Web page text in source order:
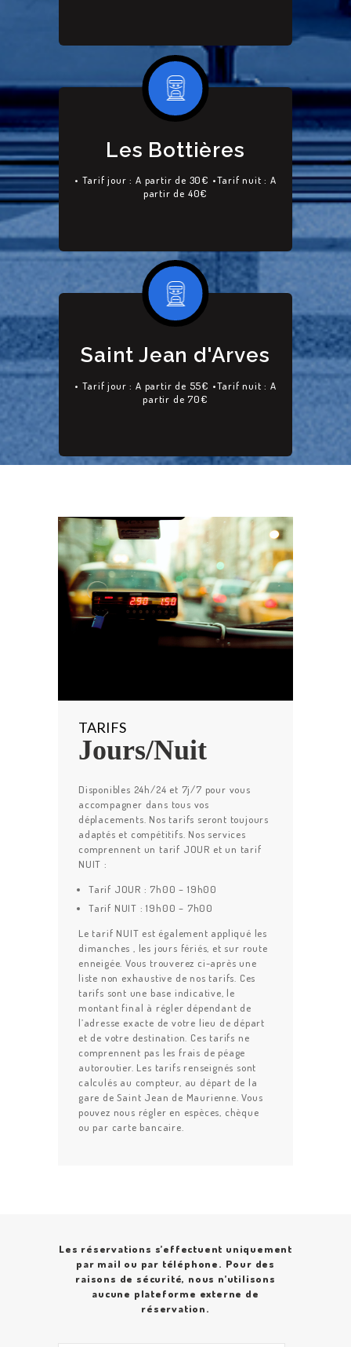
Les Bottières
• Tarif jour : A partir de 30€ •Tarif nuit : A
partir de 40€
Saint Jean d'Arves
• Tarif jour : A partir de 55€ •Tarif nuit : A
partir de 70€
TARIFS
Jours/Nuit
Disponibles 24h/24 et 7j/7 pour vous
accompagner dans tous vos
déplacements. Nos tarifs seront toujours
adaptés et compétitifs. Nos services
comprennent un tarif JOUR et un tarif
NUIT :
Tarif JOUR : 7h00 – 19h00
Tarif NUIT : 19h00 – 7h00
Le tarif NUIT est également appliqué les
dimanches , les jours fériés, et sur route
enneigée. Vous trouverez ci-après une
liste non exhaustive de nos tarifs. Ces
tarifs sont une base indicative, le
montant final à régler dépendant de
l’adresse exacte de votre lieu de départ
et de votre destination. Ces tarifs ne
comprennent pas les frais de péage
autoroutier. Les tarifs renseignés sont
calculés au compteur, au départ de la
gare de Saint Jean de Maurienne. Vous
pouvez nous régler en espèces, chèque
ou par carte bancaire.
Les réservations s’effectuent uniquement
par mail ou par téléphone. Pour des
raisons de sécurité, nous n’utilisons
aucune plateforme externe de
réservation.